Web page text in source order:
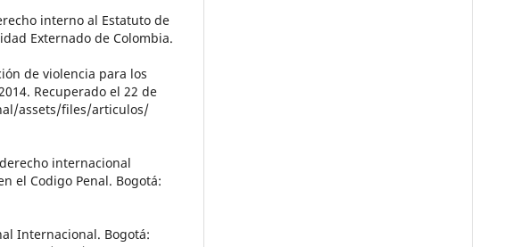
interno al Estatuto de
Externado de Colombia.
de violencia para los
Recuperado el 22 de
assets/files/articulos/
internacional
el Codigo Penal. Bogotá:
Internacional. Bogotá: